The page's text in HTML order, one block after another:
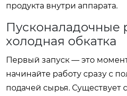
продукта внутри аппарата.
Пусконаладочные
холодная обкатка
Первый запуск — это
начинайте работу сразу с
подачей сырья. Существует